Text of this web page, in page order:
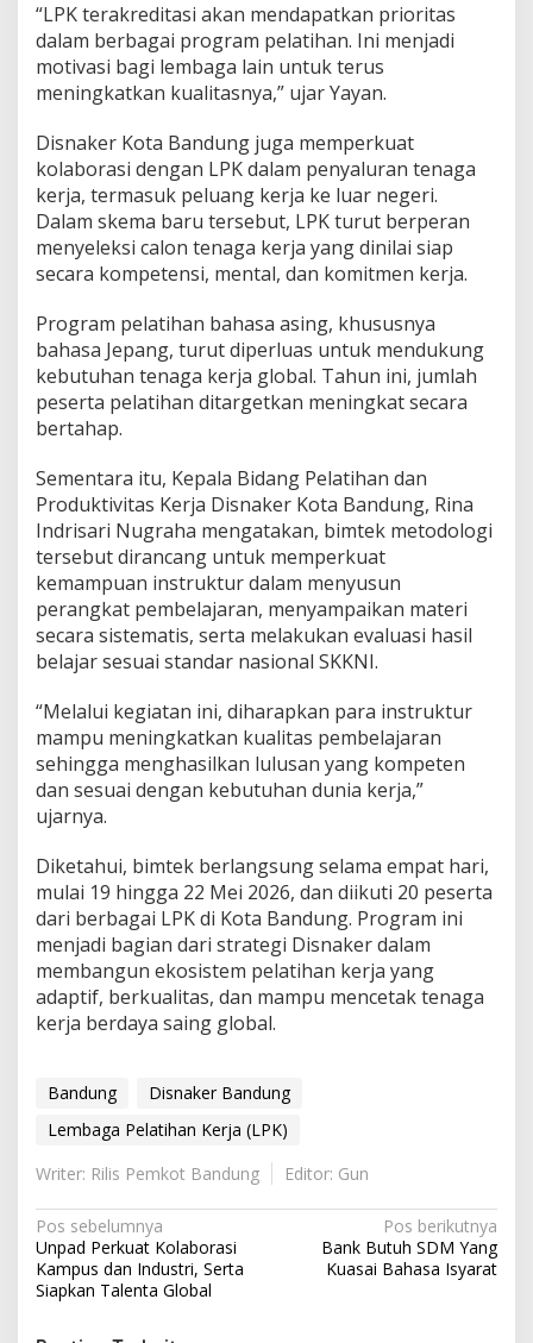
“LPK terakreditasi akan mendapatkan prioritas
dalam berbagai program pelatihan. Ini menjadi
motivasi bagi lembaga lain untuk terus
meningkatkan kualitasnya,” ujar Yayan.
Disnaker Kota Bandung juga memperkuat
kolaborasi dengan LPK dalam penyaluran tenaga
kerja, termasuk peluang kerja ke luar negeri.
Dalam skema baru tersebut, LPK turut berperan
menyeleksi calon tenaga kerja yang dinilai siap
secara kompetensi, mental, dan komitmen kerja.
Program pelatihan bahasa asing, khususnya
bahasa Jepang, turut diperluas untuk mendukung
kebutuhan tenaga kerja global. Tahun ini, jumlah
peserta pelatihan ditargetkan meningkat secara
bertahap.
Sementara itu, Kepala Bidang Pelatihan dan
Produktivitas Kerja Disnaker Kota Bandung, Rina
Indrisari Nugraha mengatakan, bimtek metodologi
tersebut dirancang untuk memperkuat
kemampuan instruktur dalam menyusun
perangkat pembelajaran, menyampaikan materi
secara sistematis, serta melakukan evaluasi hasil
belajar sesuai standar nasional SKKNI.
“Melalui kegiatan ini, diharapkan para instruktur
mampu meningkatkan kualitas pembelajaran
sehingga menghasilkan lulusan yang kompeten
dan sesuai dengan kebutuhan dunia kerja,”
ujarnya.
Diketahui, bimtek berlangsung selama empat hari,
mulai 19 hingga 22 Mei 2026, dan diikuti 20 peserta
dari berbagai LPK di Kota Bandung. Program ini
menjadi bagian dari strategi Disnaker dalam
membangun ekosistem pelatihan kerja yang
adaptif, berkualitas, dan mampu mencetak tenaga
kerja berdaya saing global.
Bandung
Disnaker Bandung
Lembaga Pelatihan Kerja (LPK)
Writer: Rilis Pemkot Bandung
Editor: Gun
Navigasi
pos
Pos sebelumnya
Unpad Perkuat Kolaborasi
Kampus dan Industri, Serta
Siapkan Talenta Global
Pos berikutnya
Bank Butuh SDM Yang
Kuasai Bahasa Isyarat